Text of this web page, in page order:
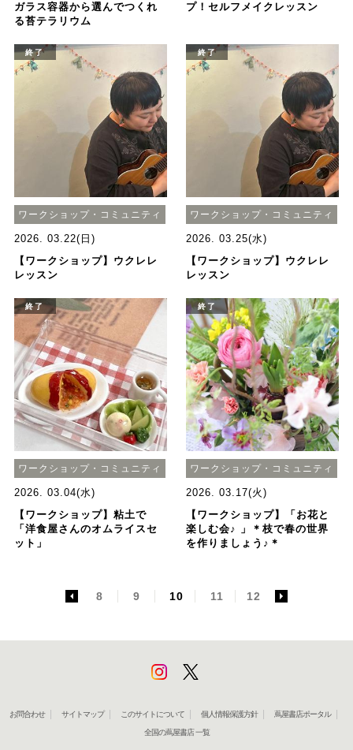
ガラス容器から選んでつくれ
る苔テラリウム
プ！セルフメイクレッスン
終了
ワークショップ・コミュニティ
2026. 03.22(日)
【ワークショップ】ウクレレ
レッスン
終了
ワークショップ・コミュニティ
2026. 03.25(水)
【ワークショップ】ウクレレ
レッスン
終了
ワークショップ・コミュニティ
2026. 03.04(水)
【ワークショップ】粘土で
「洋食屋さんのオムライスセ
ット」
終了
ワークショップ・コミュニティ
2026. 03.17(火)
【ワークショップ】「お花と
楽しむ会♪ 」＊枝で春の世界
を作りましょう♪＊
8 9 10 11 12
お問合わせ サイトマップ このサイトについて 個人情報保護方針 蔦屋書店ポータル
全国の蔦屋書店 一覧